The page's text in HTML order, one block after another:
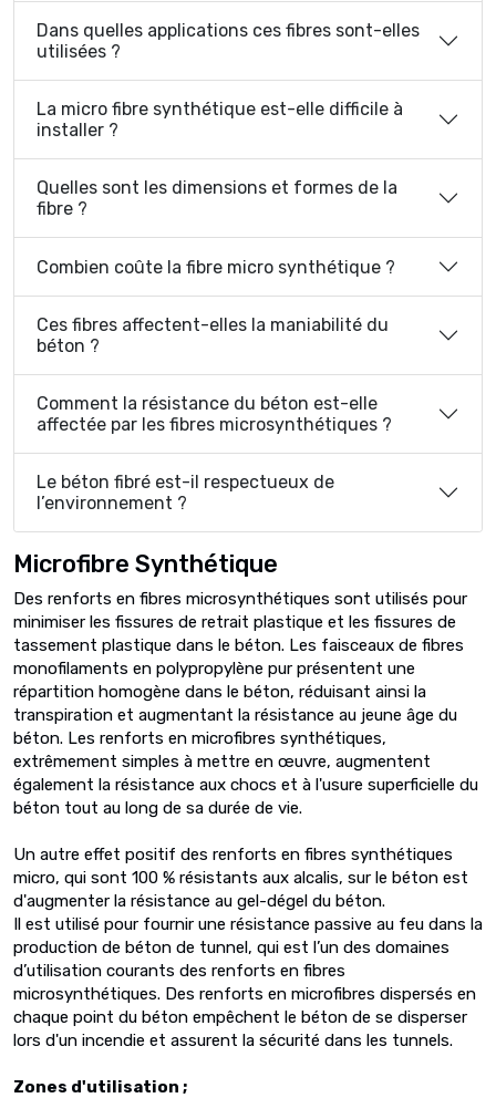
Dans quelles applications ces fibres sont-elles
utilisées ?
La micro fibre synthétique est-elle difficile à
installer ?
Quelles sont les dimensions et formes de la
fibre ?
Combien coûte la fibre micro synthétique ?
Ces fibres affectent-elles la maniabilité du
béton ?
Comment la résistance du béton est-elle
affectée par les fibres microsynthétiques ?
Le béton fibré est-il respectueux de
l’environnement ?
Microfibre Synthétique
Des renforts en fibres microsynthétiques sont utilisés pour
minimiser les fissures de retrait plastique et les fissures de
tassement plastique dans le béton. Les faisceaux de fibres
monofilaments en polypropylène pur présentent une
répartition homogène dans le béton, réduisant ainsi la
transpiration et augmentant la résistance au jeune âge du
béton. Les renforts en microfibres synthétiques,
extrêmement simples à mettre en œuvre, augmentent
également la résistance aux chocs et à l'usure superficielle du
béton tout au long de sa durée de vie.
Un autre effet positif des renforts en fibres synthétiques
micro, qui sont 100 % résistants aux alcalis, sur le béton est
d'augmenter la résistance au gel-dégel du béton.
Il est utilisé pour fournir une résistance passive au feu dans la
production de béton de tunnel, qui est l’un des domaines
d’utilisation courants des renforts en fibres
microsynthétiques. Des renforts en microfibres dispersés en
chaque point du béton empêchent le béton de se disperser
lors d'un incendie et assurent la sécurité dans les tunnels.
Zones d'utilisation ;